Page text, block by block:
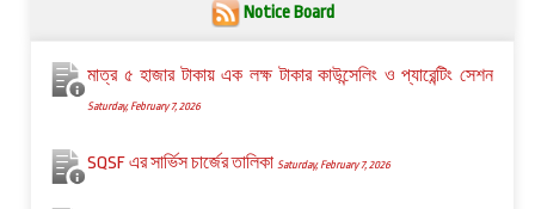
Notice Board
মাত্র ৫ হাজার টাকায় এক লক্ষ টাকার কাউন্সেলিং ও প্যারেন্টিং সেশন
Saturday, February 7, 2026
SQSF এর সার্ভিস চার্জের তালিকা Saturday, February 7, 2026